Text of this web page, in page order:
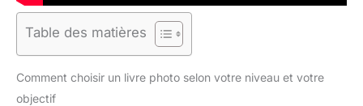
Table des matières
Comment choisir un livre photo selon votre niveau et votre
objectif